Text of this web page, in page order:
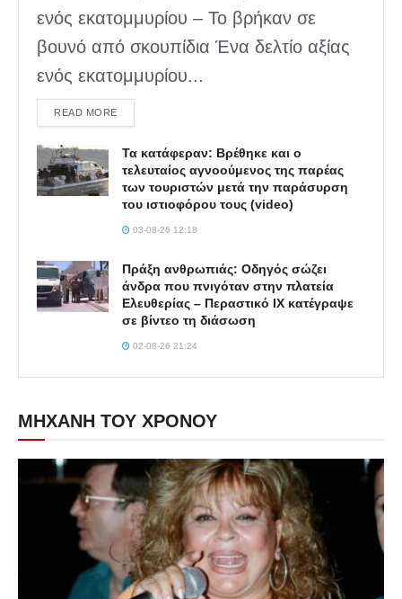
ενός εκατομμυρίου – Το βρήκαν σε
βουνό από σκουπίδια Ένα δελτίο αξίας
ενός εκατομμυρίου...
READ MOREDETAILS
Τα κατάφεραν: Βρέθηκε και ο
τελευταίος αγνοούμενος της παρέας
των τουριστών μετά την παράσυρση
του ιστιοφόρου τους (video)
03-08-26 12:18
Πράξη ανθρωπιάς: Οδηγός σώζει
άνδρα που πνιγόταν στην πλατεία
Ελευθερίας – Περαστικό ΙΧ κατέγραψε
σε βίντεο τη διάσωση
02-08-26 21:24
ΜΗΧΑΝΗ ΤΟΥ ΧΡΟΝΟΥ